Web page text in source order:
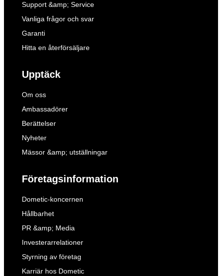
Support &amp; Service
Vanliga frågor och svar
Garanti
Hitta en återförsäljare
Upptäck
Om oss
Ambassadörer
Berättelser
Nyheter
Mässor &amp; utställningar
Företagsinformation
Dometic-koncernen
Hållbarhet
PR &amp; Media
Investerarrelationer
Styrning av företag
Karriär hos Dometic